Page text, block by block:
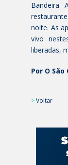
Bandeira
noite. As
vivo
liberadas,
Por O São
>Voltar